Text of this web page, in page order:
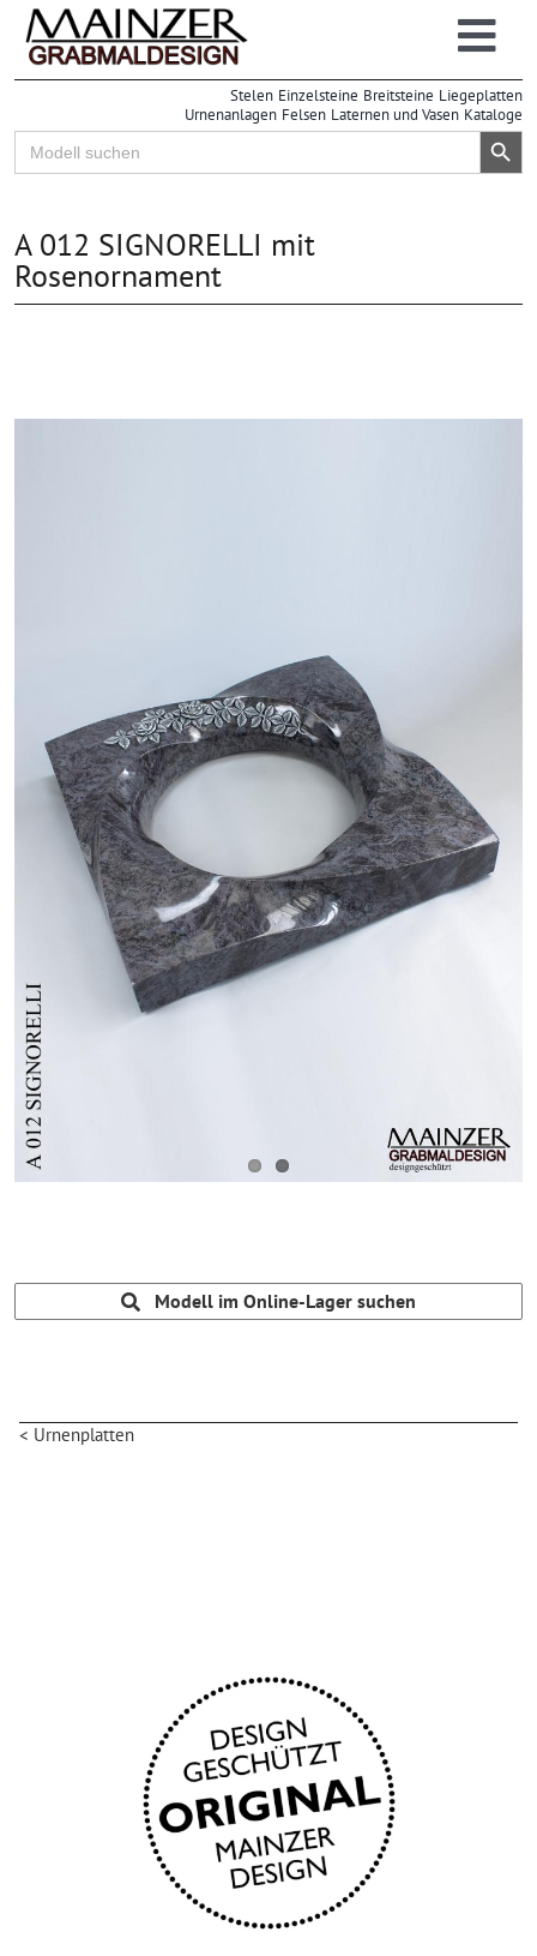
Zum
Inhalt
springen
Grabsteine
Großhandel
Einzelhandel
Stelen Einzelsteine Breitsteine Liegeplatten
Urnenanlagen Felsen Laternen und Vasen Kataloge
Search
for:
Search Button
A 012 SIGNORELLI mit
Rosenornament
Modell im Online-Lager suchen
< Urnenplatten